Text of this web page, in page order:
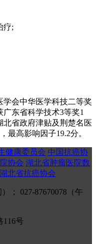
疗;
学会中华医学科技二等奖
东省科学技术3等奖1
省政府津贴及荆楚名医
最高影响因子19.2分。
健康委员会 中国抗癌协
协会 湖北省肿瘤医院数
湖北省抗癌协会
； 027-87670078（午
116号